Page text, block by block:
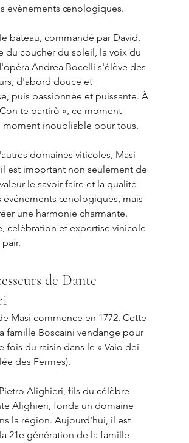
événements œnologiques.
bateau, commandé par David,
du coucher du soleil, la voix du
Andrea Bocelli s'élève des
d'abord douce et
puis passionnée et puissante. À
te partirò », ce moment
moment inoubliable pour tous.
domaines viticoles, Masi
est important non seulement de
le savoir-faire et la qualité
événements œnologiques, mais
une harmonie charmante.
célébration et expertise vinicole
de Dante
Masi commence en 1772. Cette
famille Boscaini vendange pour
fois du raisin dans le « Vaio dei
des Fermes).
Alighieri, fils du célèbre
Alighieri, fonda un domaine
la région. Aujourd'hui, il est
21e génération de la famille